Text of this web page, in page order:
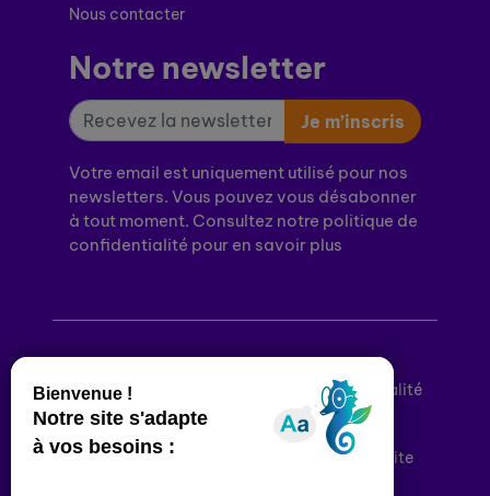
Nous contacter
Notre newsletter
Je m’inscris
Votre email est uniquement utilisé pour nos
newsletters. Vous pouvez vous désabonner
à tout moment. Consultez notre politique de
confidentialité pour en savoir plus
Mentions légales
Politique de confidentialité
Conditions générales d’utilisation
Déclaration d’accessibilité
Plan du site